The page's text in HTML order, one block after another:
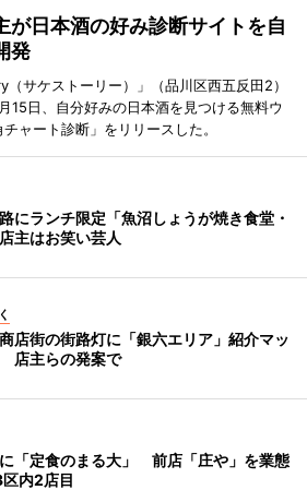
が日本酒の好み診断サイトを自
発
サケストーリー）」（品川区西五反田2）
15日、自分好みの日本酒を見つける無料ウ
ャート診断」をリリースした。
にランチ限定「魚沼しょうが焼き食堂・
主はお笑い芸人
店街の街路灯に「銀六エリア」紹介マッ
店主らの発案で
「定食のまる大」 前店「庄や」を業態
内2店目